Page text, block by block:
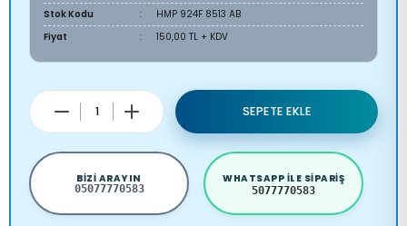
Stok Kodu
HMP 924F 8513 AB
Fiyat
150,00 TL + KDV
SEPETE EKLE
BIZI ARAYIN
05077770583
WHATSAPP ILE SIPARIŞ
5077770583